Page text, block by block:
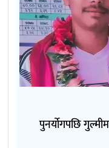
पुनर्योगपछि